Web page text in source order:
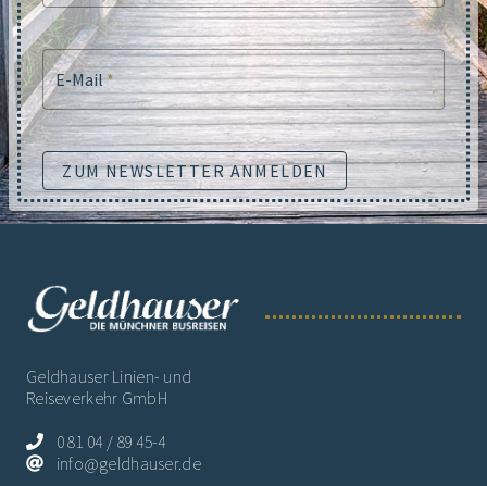
E-Mail*
ZUM NEWSLETTER ANMELDEN
Geldhauser Linien- und
Reiseverkehr GmbH
0 81 04 / 89 45-4
info@geldhauser.de